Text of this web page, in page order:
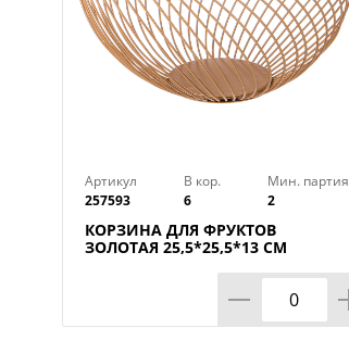
Артикул
257593
В кор.
6
Мин. партия
2
КОРЗИНА ДЛЯ ФРУКТОВ
ЗОЛОТАЯ 25,5*25,5*13 СМ